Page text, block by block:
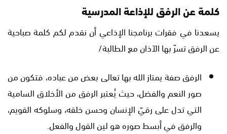
كلمة عن الرفق للإذاعة المدرسية
يسعدنا في فقرات برنامجنا الإذاعي أن نقدم لكم كلمة صباحية
عن الرفق تسرّ بها الآذان مع الطالبة/
الرفق صفة يمتاز الله بها تعالى بعض من عباده، فتكون من
صور النعم والفضل، حيث يُعتبر الرفق من الأخلاق السامية
التي تدل على رقيّ الإنسان وحسن خلقه، وسلوكه القويم،
والرفق في أبسط صوره هو لين القول والفعل.